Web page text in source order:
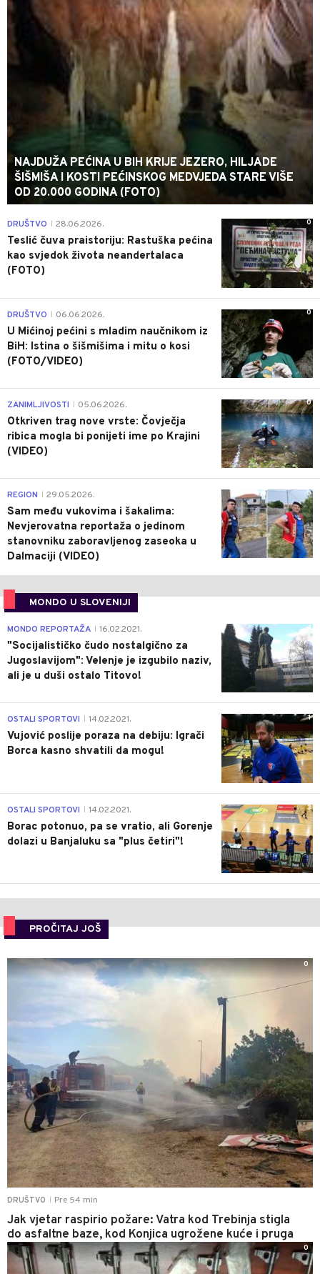
NAJDUŽA PEĆINA U BIH KRIJE JEZERO, HILJADE
ŠIŠMIŠA I KOSTI PEĆINSKOG MEDVJEDA STARE VIŠE
OD 20.000 GODINA (FOTO)
0
DRUŠTVO 28.06.2026.
Teslić čuva praistoriju: Rastuška pećina
kao svjedok života neandertalaca
(FOTO)
0
DRUŠTVO 06.06.2026.
U Mićinoj pećini s mladim naučnikom iz
BiH: Istina o šišmišima i mitu o kosi
(FOTO/VIDEO)
0
ZANIMLJIVOSTI 05.06.2026.
Otkriven trag nove vrste: Čovječja
ribica mogla bi ponijeti ime po Krajini
(VIDEO)
0
REGION 29.05.2026.
Sam među vukovima i šakalima:
Nevjerovatna reportaža o jedinom
stanovniku zaboravljenog zaseoka u
Dalmaciji (VIDEO)
MONDO U SLOVENIJI
4
MONDO REPORTAŽA 16.02.2021.
"Socijalističko čudo nostalgično za
Jugoslavijom": Velenje je izgubilo naziv,
ali je u duši ostalo Titovo!
1
OSTALI SPORTOVI 14.02.2021.
Vujović poslije poraza na debiju: Igrači
Borca kasno shvatili da mogu!
3
OSTALI SPORTOVI 14.02.2021.
Borac potonuo, pa se vratio, ali Gorenje
dolazi u Banjaluku sa "plus četiri"!
PROČITAJ JOŠ
DRUŠTVO Pre 54 min
Jak vjetar raspirio požare: Vatra kod Trebinja stigla
do asfaltne baze, kod Konjica ugrožene kuće i pruga
0
0